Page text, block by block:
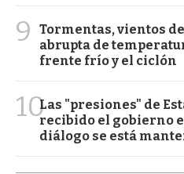
9
Tormentas, vientos
abrupta de
frente frío y el ciclón
10Las "presiones" de
recibido el gobierno
diálogo se está